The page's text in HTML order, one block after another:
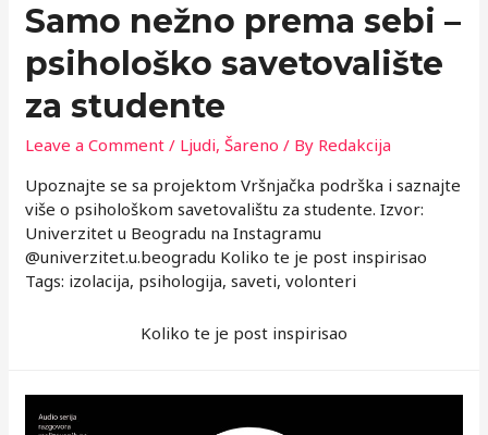
Samo nežno prema sebi –
psihološko savetovalište
za studente
Leave a Comment / Ljudi,Šareno / By Redakcija
Upoznajte se sa projektom Vršnjačka podrška i saznajte
više o psihološkom savetovalištu za studente. Izvor:
Univerzitet u Beogradu na Instagramu
@univerzitet.u.beogradu Koliko te je post inspirisao
Tags: izolacija, psihologija, saveti, volonteri
Koliko te je post inspirisao